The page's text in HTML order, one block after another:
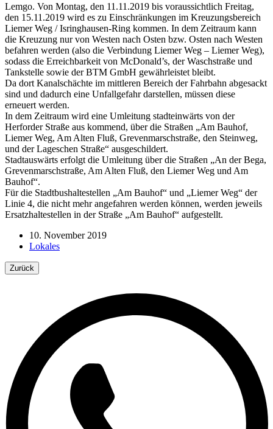
Lemgo. Von Montag, den 11.11.2019 bis voraussichtlich Freitag,
den 15.11.2019 wird es zu Einschränkungen im Kreuzungsbereich
Liemer Weg / Isringhausen-Ring kommen. In dem Zeitraum kann
die Kreuzung nur von Westen nach Osten bzw. Osten nach Westen
befahren werden (also die Verbindung Liemer Weg – Liemer Weg),
sodass die Erreichbarkeit von McDonald’s, der Waschstraße und
Tankstelle sowie der BTM GmbH gewährleistet bleibt.
Da dort Kanalschächte im mittleren Bereich der Fahrbahn abgesackt
sind und dadurch eine Unfallgefahr darstellen, müssen diese
erneuert werden.
In dem Zeitraum wird eine Umleitung stadteinwärts von der
Herforder Straße aus kommend, über die Straßen „Am Bauhof,
Liemer Weg, Am Alten Fluß, Grevenmarschstraße, den Steinweg,
und der Lageschen Straße“ ausgeschildert.
Stadtauswärts erfolgt die Umleitung über die Straßen „An der Bega,
Grevenmarschstraße, Am Alten Fluß, den Liemer Weg und Am
Bauhof“.
Für die Stadtbushaltestellen „Am Bauhof“ und „Liemer Weg“ der
Linie 4, die nicht mehr angefahren werden können, werden jeweils
Ersatzhaltestellen in der Straße „Am Bauhof“ aufgestellt.
10. November 2019
Lokales